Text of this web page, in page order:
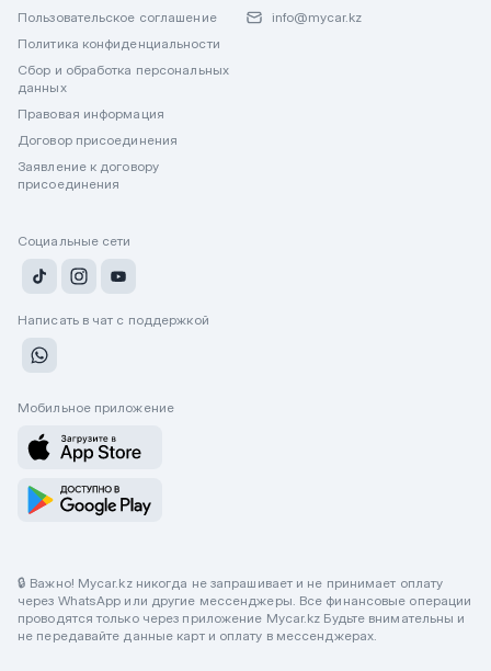
Пользовательское соглашение
Политика конфиденциальности
Сбор и обработка персональных
данных
Правовая информация
Договор присоединения
Заявление к договору
присоединения
info@mycar.kz
Социальные сети
Написать в чат с поддержкой
Мобильное приложение
🔒 Важно! Mycar.kz никогда не запрашивает и не принимает оплату
через WhatsApp или другие мессенджеры. Все финансовые операции
проводятся только через приложение Mycar.kz Будьте внимательны и
не передавайте данные карт и оплату в мессенджерах.